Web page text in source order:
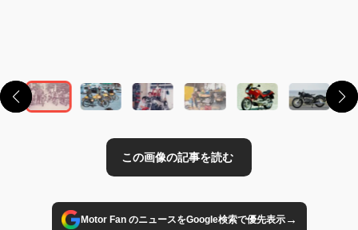
Motor Fan のニュースをGoogle検索で優先表示→